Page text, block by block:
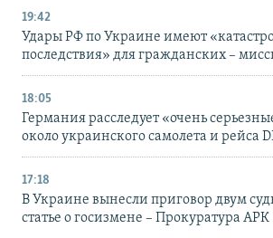
19:42
Удары РФ по Украине имеют
последствия» для гражданских –
18:05
Германия расследует «очень
около украинского самолета и рейса
17:18
В Украине вынесли приговор двум
статье о госизмене – Прокуратура АРК